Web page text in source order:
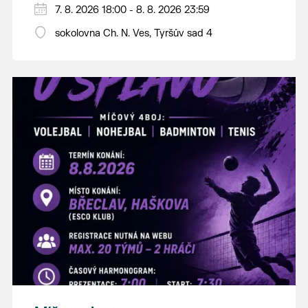
PÁTEK 7. srpna
18:00 - ruční stavění máje
14:00 - krojový průvod pro stárky od
hostince “U Buvola”
16:00 - odpolední zábava na sokolovně
21:00 - večerní zábava
K tanci a poslechu bude hrát DH
Lanžhotčané.
Těšíme se na Vás!
7. 8. 2026 18:00 - 8. 8. 2026 23:59
sokolovna Ch. N. Ves, Tyršův sad 4